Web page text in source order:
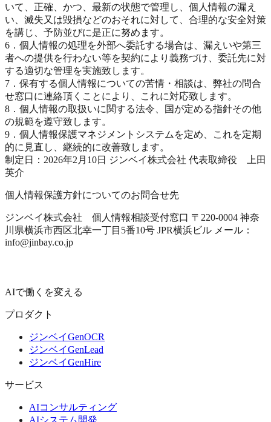
いて、正確、かつ、最新の状態で管理し、個人情報の漏え
い、滅失又は毀損などのおそれに対して、合理的な安全対策
を講じ、予防並びに是正に努めます。
6．個人情報の処理を外部へ委託する場合は、漏えいや第三
者への提供を行わない等を契約により義務づけ、委託先に対
する適切な管理を実施致します。
7．保有する個人情報についての苦情・相談は、弊社の問合
せ窓口に連絡頂くことにより、これに対応致します。
8．個人情報の取扱いに関する法令、国が定める指針その他
の規範を遵守致します。
9．個人情報保護マネジメントシステムを定め、これを定期
的に見直し、継続的に改善致します。
制定日：2026年2月10日 ジンベイ株式会社 代表取締役 上田
英介
個人情報保護方針についてのお問合せ先
ジンベイ株式会社 個人情報相談受付窓口 〒220-0004 神奈
川県横浜市西区北幸一丁目5番10号 JPR横浜ビル メール：
info@jinbay.co.jp
AIで働くを変える
プロダクト
ジンベイGenOCR
ジンベイGenLead
ジンベイGenHire
サービス
AIコンサルティング
AIシステム開発